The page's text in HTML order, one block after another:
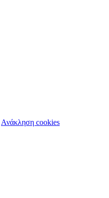
Ανάκληση cookies